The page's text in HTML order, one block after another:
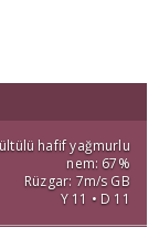
hafif yağmurlu
nem: 67%
Rüzgar: 7m/s GB
Y 11 • D 11